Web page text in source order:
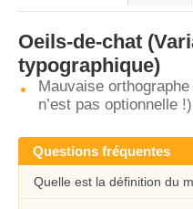
Oeils-de-chat
typographique)
Mauvaise
n’est pas optionnelle
Questions fréquentes
Quelle est la définition du